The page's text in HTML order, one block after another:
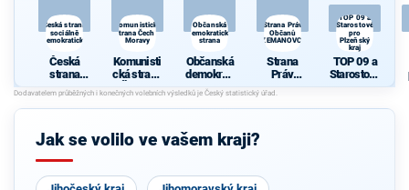
Česká strana
sociálně
demokratická
Česká
strana
sociálně
demokrati
cká
Komunistická
strana Čech a
Moravy
Komunisti
cká strana
Čech a
Moravy
Občanská
demokratická
strana
Občanská
demokrati
cká strana
Strana Práv
Občanů
ZEMANOVCI
Strana
Práv
Občanů
ZEMANO
VCI
TOP 09 a
Starostové
pro
Plzeňský
kraj
TOP 09 a
Starostové
pro
kraj
Jak se volilo ve vašem kraji?